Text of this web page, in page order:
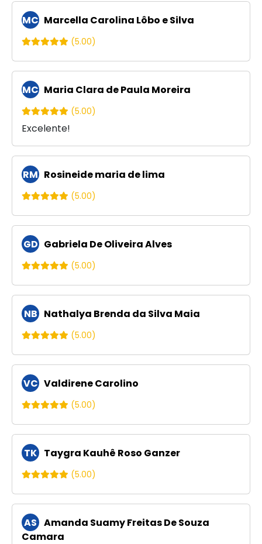
MC Marcella Carolina Lôbo e Silva
(5.00)
MC Maria Clara de Paula Moreira
(5.00)
Excelente!
RM Rosineide maria de lima
(5.00)
GD Gabriela De Oliveira Alves
(5.00)
NB Nathalya Brenda da Silva Maia
(5.00)
VC Valdirene Carolino
(5.00)
TK Taygra Kauhê Roso Ganzer
(5.00)
AS Amanda Suamy Freitas De Souza
Camara